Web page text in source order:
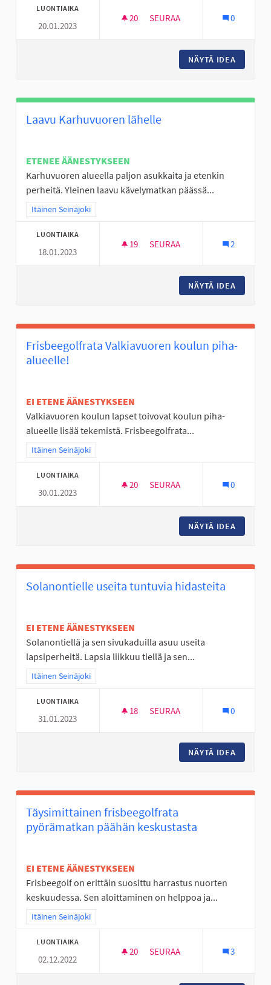
LUONTIAIKA
20.01.2023
20 20 SEURAAJAA
SEURAA 0
NÄYTÄ IDEA
Laavu Karhuvuoren lähelle
ETENEE ÄÄNESTYKSEEN
Karhuvuoren alueella paljon asukkaita ja etenkin
perheitä. Yleinen laavu kävelymatkan päässä...
Rajaa tulokset teeman mukaan: Itäinen Seinäjoki
Itäinen Seinäjoki
LUONTIAIKA
18.01.2023
19 19 SEURAAJAA
SEURAA 2
NÄYTÄ IDEA
Frisbeegolfrata Valkiavuoren koulun piha-
alueelle!
EI ETENE ÄÄNESTYKSEEN
Valkiavuoren koulun lapset toivovat koulun piha-
alueelle lisää tekemistä. Frisbeegolfrata...
Rajaa tulokset teeman mukaan: Itäinen Seinäjoki
Itäinen Seinäjoki
LUONTIAIKA
30.01.2023
20 20 SEURAAJAA
SEURAA 0
NÄYTÄ IDEA
Solanontielle useita tuntuvia hidasteita
EI ETENE ÄÄNESTYKSEEN
Solanontiellä ja sen sivukaduilla asuu useita
lapsiperheitä. Lapsia liikkuu tiellä ja sen...
Rajaa tulokset teeman mukaan: Itäinen Seinäjoki
Itäinen Seinäjoki
LUONTIAIKA
31.01.2023
18 18 SEURAAJAA
SEURAA 0
NÄYTÄ IDEA
Täysimittainen frisbeegolfrata
pyörämatkan päähän keskustasta
EI ETENE ÄÄNESTYKSEEN
Frisbeegolf on erittäin suosittu harrastus nuorten
keskuudessa. Sen aloittaminen on helppoa ja...
Rajaa tulokset teeman mukaan: Itäinen Seinäjoki
Itäinen Seinäjoki
LUONTIAIKA
02.12.2022
20 20 SEURAAJAA
SEURAA 3